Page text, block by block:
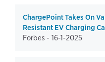
ChargePoint Takes On
Resistant EV Charging
Forbes - 16-1-2025